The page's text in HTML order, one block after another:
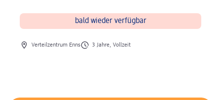
bald wieder verfügbar
Ort des Jobs
Verteilzentrum EnnsArt des Jobs
3 Jahre, Vollzeit